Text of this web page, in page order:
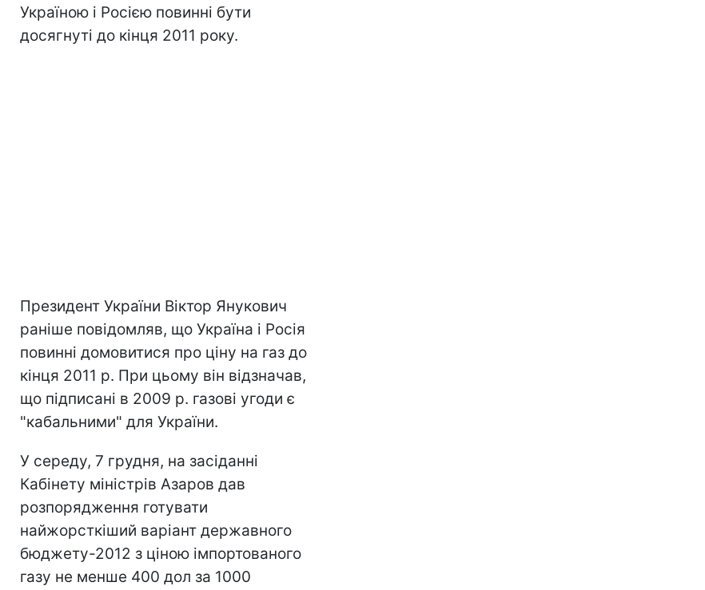
Україною і Росією повинні бути
досягнуті до кінця 2011 року.
Президент України Віктор Янукович
раніше повідомляв, що Україна і Росія
повинні домовитися про ціну на газ до
кінця 2011 р. При цьому він відзначав,
що підписані в 2009 р. газові угоди є
"кабальними" для України.
У середу, 7 грудня, на засіданні
Кабінету міністрів Азаров дав
розпорядження готувати
найжорсткіший варіант державного
бюджету-2012 з ціною імпортованого
газу не менше 400 дол за 1000